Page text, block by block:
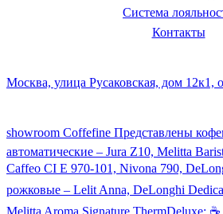
Система
Контакты
Москва, улица Русаковская, дом 12к1,
showroom Coffefine Представлены
автоматические – Jura Z10, Melitta
Caffeo CI Е 970-101, Nivona 790,
рожковые – Lelit Anna, DeLonghi
Melitta Aroma Signature ThermDeluxe;